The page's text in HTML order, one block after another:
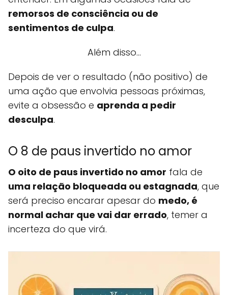
remorsos de consciência ou de
sentimentos de culpa.
Além disso...
Depois de ver o resultado (não positivo) de
uma ação que envolvia pessoas próximas,
evite a obsessão e aprenda a pedir
desculpa.
O 8 de paus invertido no amor
O oito de paus invertido no amor fala de
uma relação bloqueada ou estagnada, que
será preciso encarar apesar do medo, é
normal achar que vai dar errado, temer a
incerteza do que virá.